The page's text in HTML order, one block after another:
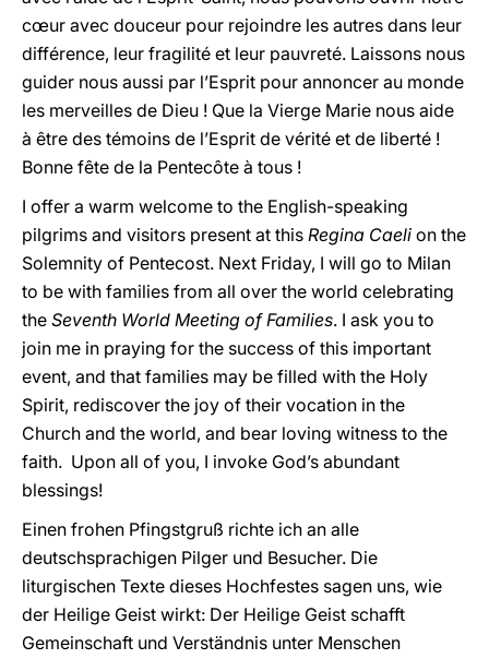
cœur avec douceur pour rejoindre les autres dans leur
différence, leur fragilité et leur pauvreté. Laissons nous
guider nous aussi par l’Esprit pour annoncer au monde
les merveilles de Dieu ! Que la Vierge Marie nous aide
à être des témoins de l’Esprit de vérité et de liberté !
Bonne fête de la Pentecôte à tous !
I offer a warm welcome to the English-speaking
pilgrims and visitors present at this Regina Caeli on the
Solemnity of Pentecost. Next Friday, I will go to Milan
to be with families from all over the world celebrating
the Seventh World Meeting of Families. I ask you to
join me in praying for the success of this important
event, and that families may be filled with the Holy
Spirit, rediscover the joy of their vocation in the
Church and the world, and bear loving witness to the
faith. Upon all of you, I invoke God’s abundant
blessings!
Einen frohen Pfingstgruß richte ich an alle
deutschsprachigen Pilger und Besucher. Die
liturgischen Texte dieses Hochfestes sagen uns, wie
der Heilige Geist wirkt: Der Heilige Geist schafft
Gemeinschaft und Verständnis unter Menschen